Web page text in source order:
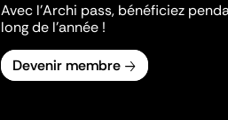
Avec l’Archi pass, bénéficiez
long de l’année !
Devenir membre